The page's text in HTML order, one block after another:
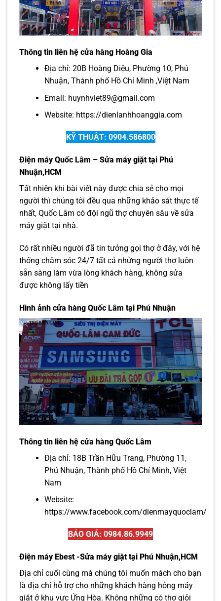
Thông tin liên hệ cửa hàng Hoàng Gia
Địa chỉ: 20B Hoàng Diệu, Phường 10, Phú
Nhuận, Thành phố Hồ Chí Minh ,Việt Nam
Email: huynhviet89@gmail.com
Website: https://dienlanhhoanggia.com
KỸ THUẬT: 0904.586800
Điện máy Quốc Lâm – Sửa máy giặt tại Phú
Nhuận,HCM
Tất nhiên khi bài viết này được chia sẻ cho mọi
người thì chúng tôi đều qua những khảo sát thực tế
nhất, Quốc Lâm có đội ngũ thợ chuyên sâu về sửa
máy giặt tại nhà.
Có rất nhiều người đã tin tưởng gọi thợ ở đây, với hệ
thống chăm sóc 24/7 tất cả những người thợ luôn
sẵn sàng làm vừa lòng khách hàng, không sửa
được không lấy tiền
Hình ảnh cửa hàng Quốc Lâm tại Phú Nhuận
Thông tin liên hệ cửa hàng Quốc Lâm
Địa chỉ: 18B Trần Hữu Trang, Phường 11,
Phú Nhuận, Thành phố Hồ Chí Minh, Việt
Nam
Website:
https://www.facebook.com/dienmayquoclam/
BÁO GIÁ: 0984.86.9949
Điện máy Ebest -Sửa máy giặt tại Phú Nhuận,HCM
Địa chỉ cuối cùng mà chúng tôi muốn mách cho bạn
là địa chỉ hỗ trợ cho những khách hàng hỏng máy
giặt ở khu vực Ứng Hòa. Không những có thợ giỏi